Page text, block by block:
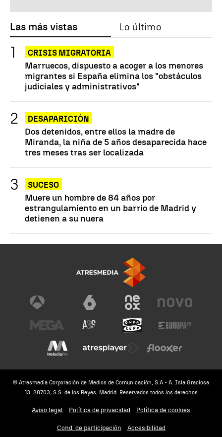
Las más vistas Lo último
CRISIS MIGRATORIA
Marruecos, dispuesto a acoger a los menores
migrantes si España elimina los "obstáculos
judiciales y administrativos"
DESAPARICIÓN
Dos detenidos, entre ellos la madre de
Miranda, la niña de 5 años desaparecida hace
tres meses tras ser localizada
SUCESO
Muere un hombre de 84 años por
estrangulamiento en un barrio de Madrid y
detienen a su nuera
© Atresmedia Corporación de Medios de Comunicación, S.A - A. Isla Graciosa
13, 28703, S.S. de los Reyes, Madrid. Reservados todos los derechos
Aviso legal Política de privacidad Política de cookies
Cond. de participación Accesibilidad